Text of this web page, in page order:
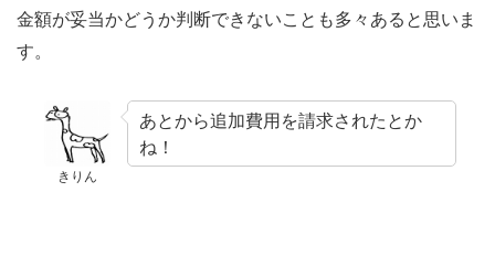
金額が妥当かどうか判断できないことも多々あると思いま
す。
きりん
あとから追加費用を請求されたとか
ね！